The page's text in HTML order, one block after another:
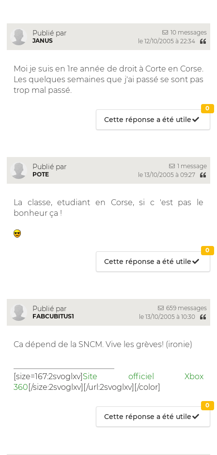
Publié par
JANUS
10 messages
le 12/10/2005 à 22:34
Moi je suis en 1re année de droit à Corte en Corse.
Les quelques semaines que j'ai passé se sont pas
trop mal passé.
Cette réponse a été utile
0
Publié par
POTE
1 message
le 13/10/2005 à 09:27
La classe, etudiant en Corse, si c 'est pas le
bonheur ça !
Cette réponse a été utile
0
Publié par
FABCUBITUS1
659 messages
le 13/10/2005 à 10:30
Ca dépend de la SNCM. Vive les grèves! (ironie)
[size=167:2svoglxv]Site officiel Xbox
360[/size:2svoglxv][/url:2svoglxv][/color]
Cette réponse a été utile
0